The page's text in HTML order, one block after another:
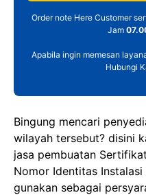
Order note Here Customer
Jam
Apabila ingin memesan
Hubungi
Bingung mencari
wilayah tersebut? disini
jasa pembuatan
Nomor Identitas
gunakan sebagai